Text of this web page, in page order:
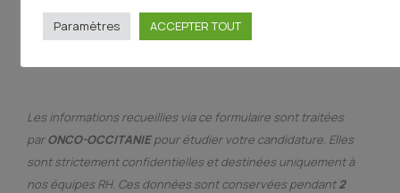
Les informations recueillies via ce formulaire sont traitées
parONCO-OCCITANIEpour étudier votre candidature. Elles
sont strictement confidentielles et destinées uniquement à
nos équipes RH. Ces données sont conservées pendant2
Paramètres ACCEPTER TOUT